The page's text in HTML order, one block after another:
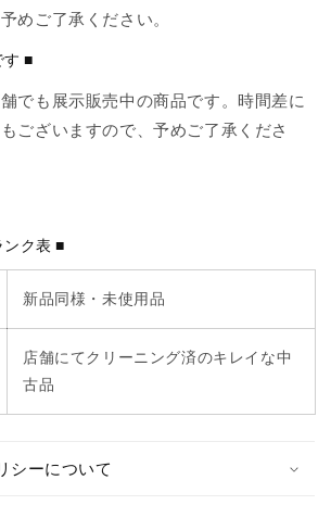
めご了承ください。
す ■
でも展示販売中の商品です。時間差に
ございますので、予めご了承くださ
ク表 ■
新品同様・未使用品
店舗にてクリーニング済のキレイな中
古品
シーについて